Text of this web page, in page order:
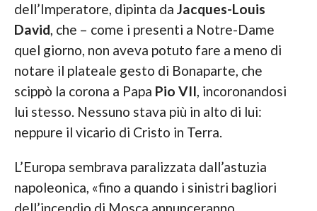
dell’Imperatore, dipinta da Jacques-Louis
David, che – come i presenti a Notre-Dame
quel giorno, non aveva potuto fare a meno di
notare il plateale gesto di Bonaparte, che
scippò la corona a Papa Pio VII, incoronandosi
lui stesso. Nessuno stava più in alto di lui:
neppure il vicario di Cristo in Terra.
L’Europa sembrava paralizzata dall’astuzia
napoleonica, «fino a quando i sinistri bagliori